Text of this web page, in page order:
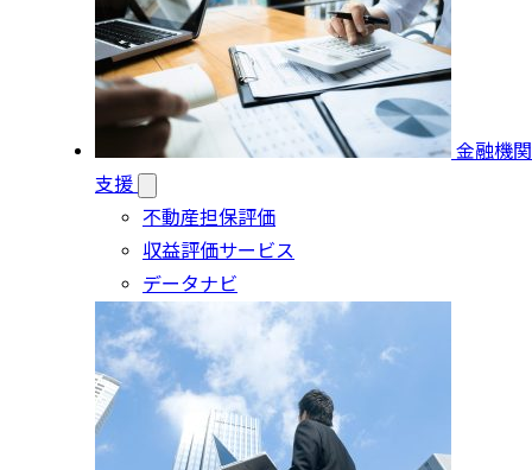
金融機関
支援
不動産担保評価
収益評価サービス
データナビ